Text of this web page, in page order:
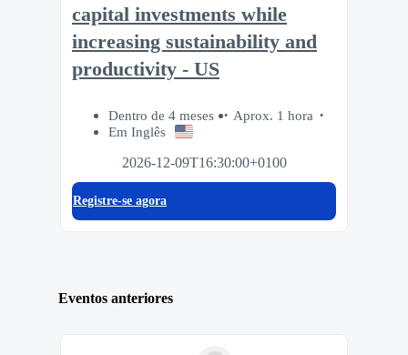
capital investments while
increasing sustainability and
productivity - US
Dentro de 4 meses
Aprox. 1 hora
Em Inglês
2026-12-09T16:30:00+0100
Registre-se agora
Eventos anteriores